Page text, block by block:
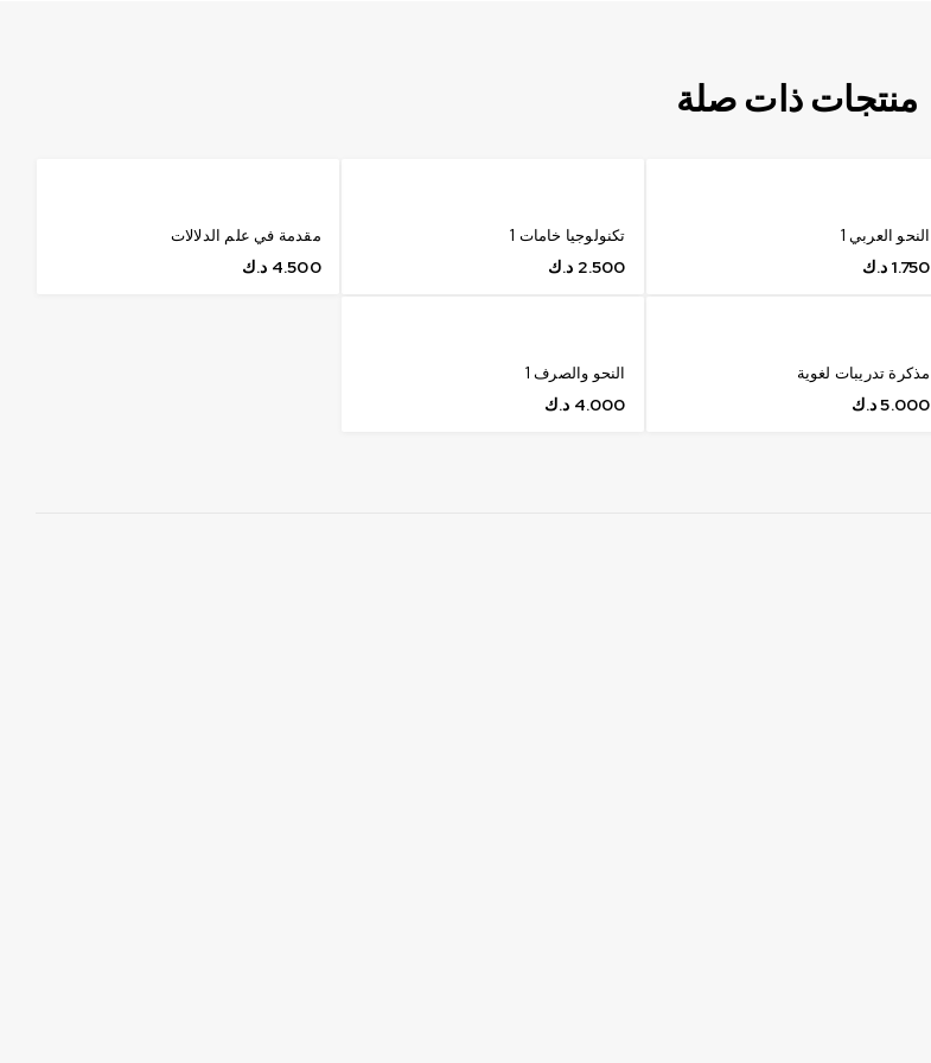
منتجات ذات صلة
النحو العربي 1
1.750 د.ك
تكنولوجيا خامات 1
2.500 د.ك
مقدمة في علم الدلالات
4.500 د.ك
مذكرة تدريبات لغوية
5.000د.ك
النحو والصرف 1
4.000 د.ك